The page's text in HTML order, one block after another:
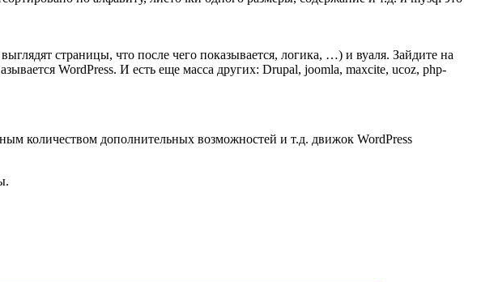
страницы, что после чего показывается, логика, …) и вуаля. Зайдите на
WordPress. И есть еще масса других: Drupal, joomla, maxcite, ucoz, php-
количеством дополнительных возможностей и т.д. движок WordPress